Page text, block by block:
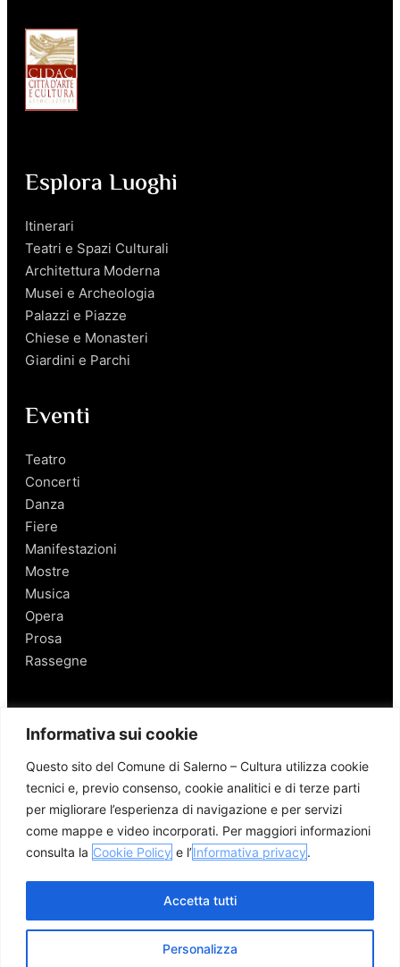
Informativa sui cookie
Questo sito del Comune di Salerno – Cultura utilizza cookie
tecnici e, previo consenso, cookie analitici e di terze parti
per migliorare l’esperienza di navigazione e per servizi
come mappe e video incorporati. Per maggiori informazioni
consulta la Cookie Policy e l’Informativa privacy.
Personalizza
Accetta tutti
Esplora Luoghi
Itinerari
Teatri e Spazi Culturali
Architettura Moderna
Musei e Archeologia
Palazzi e Piazze
Chiese e Monasteri
Giardini e Parchi
Eventi
Teatro
Concerti
Danza
Fiere
Manifestazioni
Mostre
Musica
Opera
Prosa
Rassegne
Salerno
Personaggi
Enogastronomia
Mobilità a Salerno
Luoghi nei Dintorni
Link utili
© 2026 Comune di Salerno – Tutti i diritti riservati